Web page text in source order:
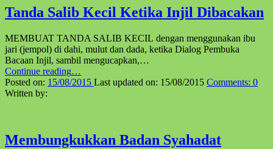
Tanda Salib Kecil Ketika Injil Dibacakan
MEMBUAT TANDA SALIB KECIL dengan menggunakan ibu
jari (jempol) di dahi, mulut dan dada, ketika Dialog Pembuka
Bacaan Injil, sambil mengucapkan,…
Continue reading“Tanda
Salib
…
Posted on: 15/08/2015 Last updated on: 15/08/2015 Comments: 0
Written by:
Membungkukkan Badan Syahadat